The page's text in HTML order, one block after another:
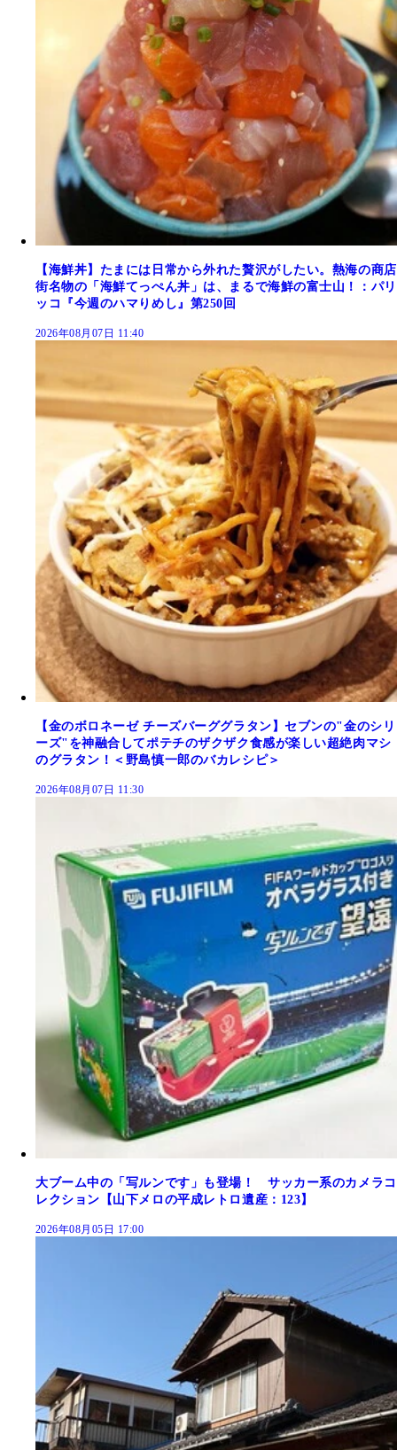
【海鮮丼】たまには日常から外れた贅沢がしたい。熱海の商店
街名物の「海鮮てっぺん丼」は、まるで海鮮の富士山！：パリ
ッコ『今週のハマりめし』第250回
2026年08月07日 11:40
【金のボロネーゼ チーズバーググラタン】セブンの"金のシリ
ーズ"を神融合してポテチのザクザク食感が楽しい超絶肉マシ
のグラタン！＜野島慎一郎のバカレシピ＞
2026年08月07日 11:30
大ブーム中の「写ルンです」も登場！ サッカー系のカメラコ
レクション【山下メロの平成レトロ遺産：123】
2026年08月05日 17:00